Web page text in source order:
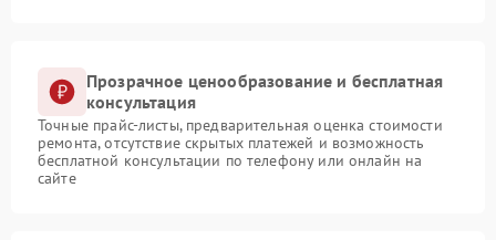
Прозрачное ценообразование и бесплатная
консультация
Точные прайс-листы, предварительная оценка стоимости
ремонта, отсутствие скрытых платежей и возможность
бесплатной консультации по телефону или онлайн на
сайте